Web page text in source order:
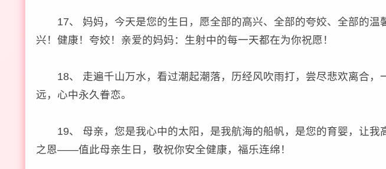
17、 妈妈，今天是您的生日，愿全部的高兴、全部的夸姣、全部的温
兴！健康！夸姣！亲爱的妈妈：生射中的每一天都在为你祝愿！
18、 走遍千山万水，看过潮起潮落，历经风吹雨打，尝尽悲欢离合，
远，心中永久眷恋。
19、 母亲，您是我心中的太阳，是我航海的船帆，是您的育婴，让我
之恩——值此母亲生日，敬祝你安全健康，福乐连绵！